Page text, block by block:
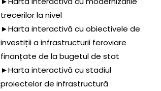
trecerilor la nivel
►Harta interactivă cu obiectivele de
investiții a infrastructurii feroviare
finanțate de la bugetul de stat
►Harta interactivă cu stadiul
proiectelor de infrastructură